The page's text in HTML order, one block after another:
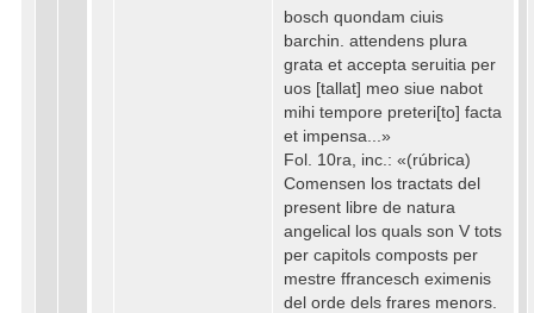
bosch quondam ciuis
barchin. attendens plura
grata et accepta seruitia per
uos [tallat] meo siue nabot
mihi tempore preteri[to] facta
et impensa...»
Fol. 10ra, inc.: «(rúbrica)
Comensen los tractats del
present libre de natura
angelical los quals son V tots
per capitols composts per
mestre ffrancesch eximenis
del orde dels frares menors.